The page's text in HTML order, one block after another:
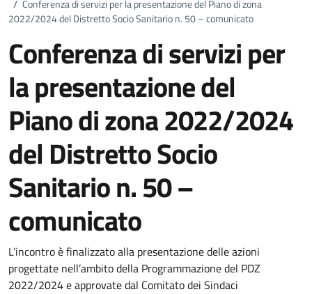
/ Conferenza di servizi per la presentazione del Piano di zona
2022/2024 del Distretto Socio Sanitario n. 50 – comunicato
Conferenza di servizi per
la presentazione del
Piano di zona 2022/2024
del Distretto Socio
Sanitario n. 50 –
comunicato
Dettagli del documento
L’incontro è finalizzato alla presentazione delle azioni
progettate nell’ambito della Programmazione del PDZ
2022/2024 e approvate dal Comitato dei Sindaci